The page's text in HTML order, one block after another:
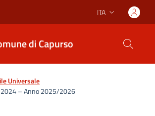
Lingua attiva:
ITA
di Capurso
Universale
– Anno 2025/2026